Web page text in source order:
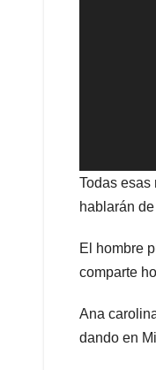
Todas esas
hablarán
El hombre
comparte
Ana
dando en